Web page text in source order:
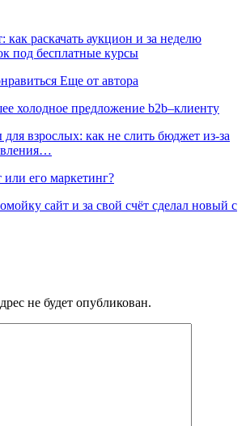
раскачать аукцион и за неделю
под бесплатные курсы
Еще от автора
холодное предложение b2b–клиенту
взрослых: как не слить бюджет из-за
его маркетинг?
сайт и за свой счёт сделал новый с
не будет опубликован.